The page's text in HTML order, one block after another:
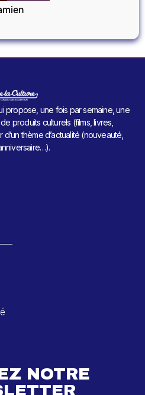
propose, une fois par semaine, une
produits culturels (films, livres,
thème d’actualité (nouveauté,
NOTRE